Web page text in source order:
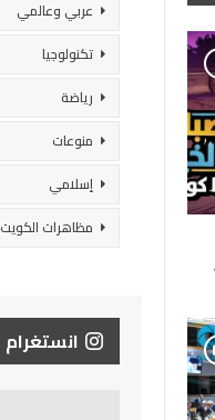
عربي وعالمي
تكنولوجيا
رياضة
منوعات
إسلامي
مظاهرات الكويت
انستغرام